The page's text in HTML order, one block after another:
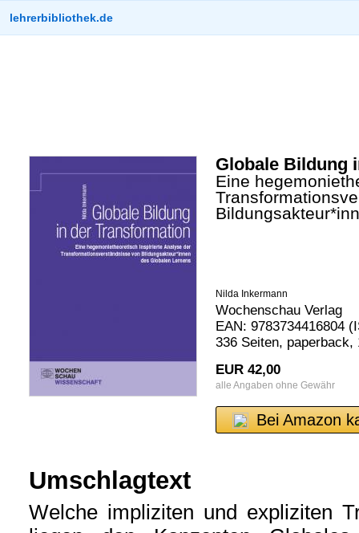
lehrerbibliothek.de
Globale Bildung
Eine
Nilda Inkermann
Wochenschau Verlag
EAN: 9783734416804
336 Seiten,
EUR 42,00
alle Angaben ohne Gewähr
Bei Amazon
Umschlagtext
Welche impliziten und expliziten